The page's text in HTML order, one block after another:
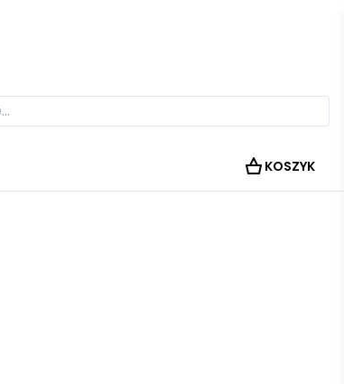
KOSZYK